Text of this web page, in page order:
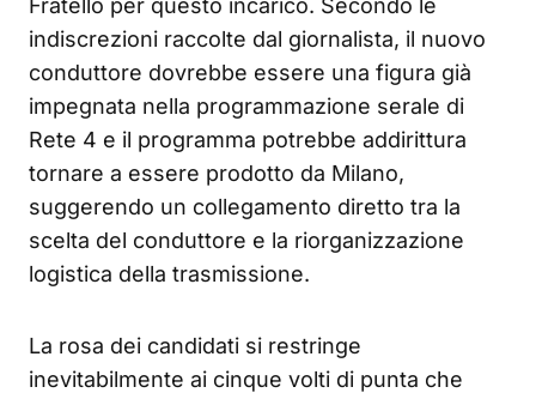
Fratello per questo incarico. Secondo le
indiscrezioni raccolte dal giornalista, il nuovo
conduttore dovrebbe essere una figura già
impegnata nella programmazione serale di
Rete 4 e il programma potrebbe addirittura
tornare a essere prodotto da Milano,
suggerendo un collegamento diretto tra la
scelta del conduttore e la riorganizzazione
logistica della trasmissione.
La rosa dei candidati si restringe
inevitabilmente ai cinque volti di punta che